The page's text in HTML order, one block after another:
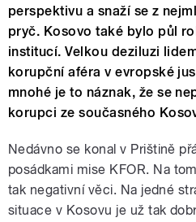
perspektivu a snaží se z
pryč. Kosovo také bylo půl
institucí. Velkou deziluzi
korupční aféra v evropské
mnohé je to náznak, že se
korupci ze současného
Nedávno se konal v Prištině
posádkami mise KFOR. Na
tak negativní věci. Na jedné
situace v Kosovu je už tak